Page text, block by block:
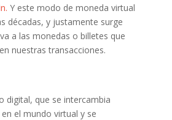
Y este modo de moneda virtual
décadas, y justamente surge
a las monedas o billetes que
nuestras transacciones.
digital, que se intercambia
el mundo virtual y se